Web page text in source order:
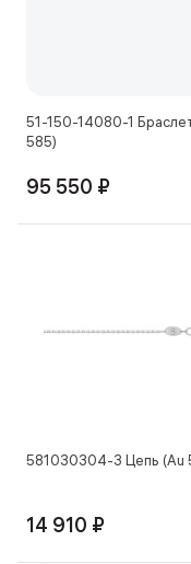
51-150-14080-1
585)
95 550 ₽
581030304-3 Цепь (Au
14 910 ₽